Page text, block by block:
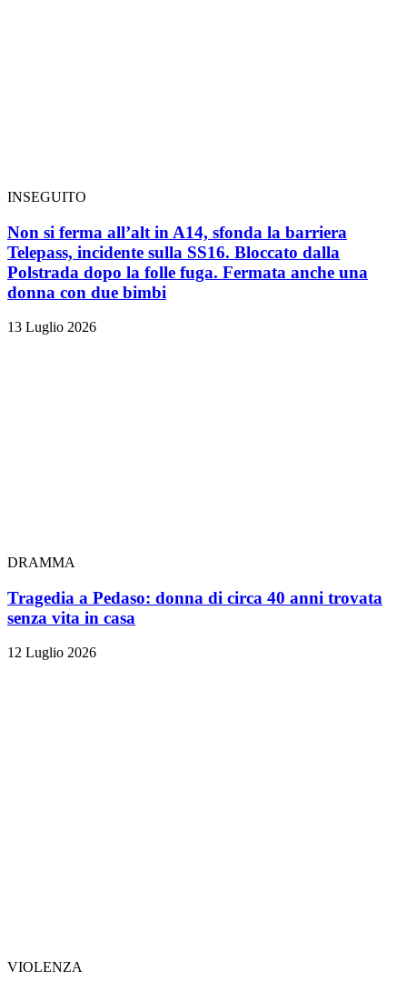
INSEGUITO
Non si ferma all’alt in A14, sfonda la barriera
Telepass, incidente sulla SS16. Bloccato dalla
Polstrada dopo la folle fuga. Fermata anche una
donna con due bimbi
13 Luglio 2026
DRAMMA
Tragedia a Pedaso: donna di circa 40 anni trovata
senza vita in casa
12 Luglio 2026
VIOLENZA